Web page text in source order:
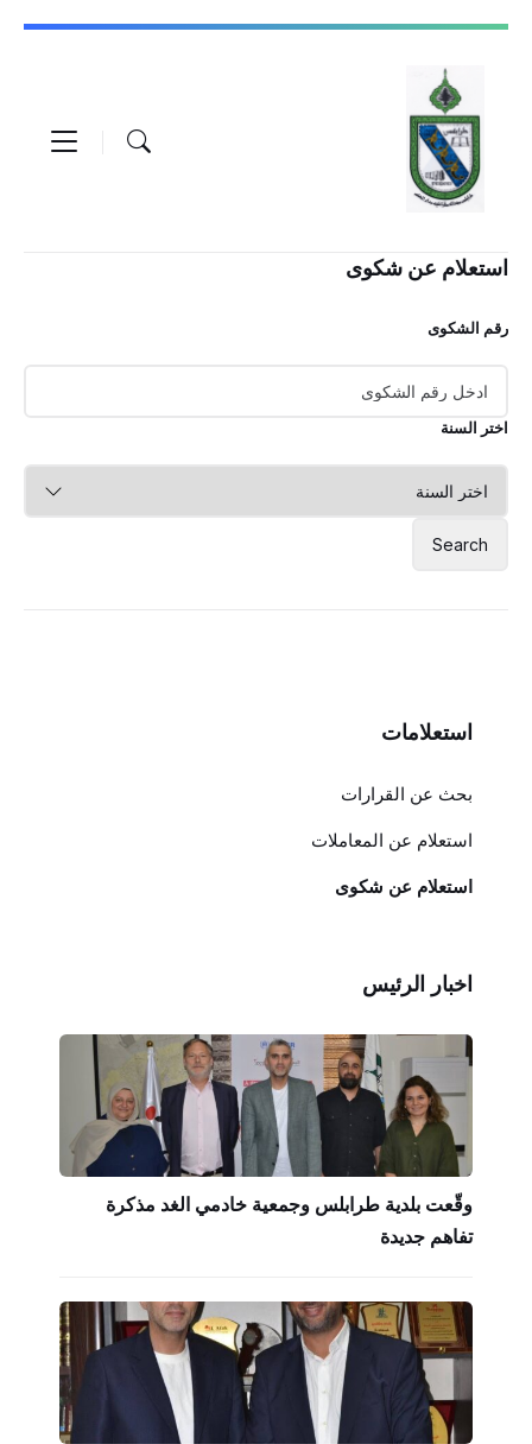
Skip
content
Skip
navigation
Skip
استعلام عن شكوى
رقم الشكوى
اختر السنة
استعلامات
بحث عن القرارات
استعلام عن المعاملات
استعلام عن شكوى
اخبار الرئيس
وقّعت بلدية طرابلس وجمعية خادمي الغد مذكرة
تفاهم جديدة